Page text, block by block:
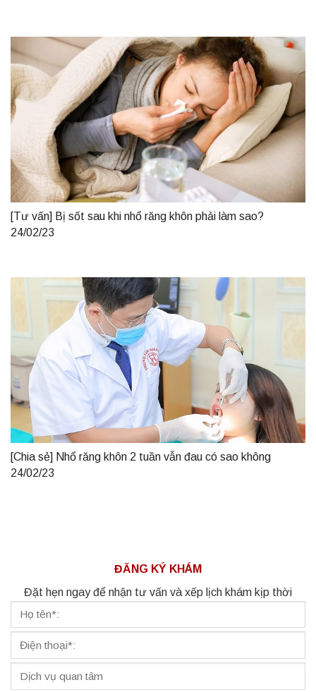
[Tư vấn] Bị sốt sau khi nhổ răng khôn phải làm sao?
24/02/23
[Chia sẻ] Nhổ răng khôn 2 tuần vẫn đau có sao không
24/02/23
ĐĂNG KÝ KHÁM
Đặt hẹn ngay để nhận tư vấn và xếp lịch khám kịp thời